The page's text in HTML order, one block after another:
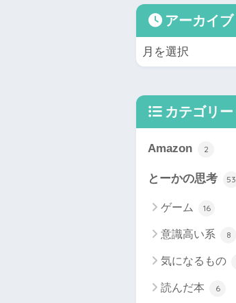
アーカイブ
カテゴリー
Amazon 2
とーかの思考 53
ゲーム 16
意識高い系 8
気になるもの
読んだ本 6